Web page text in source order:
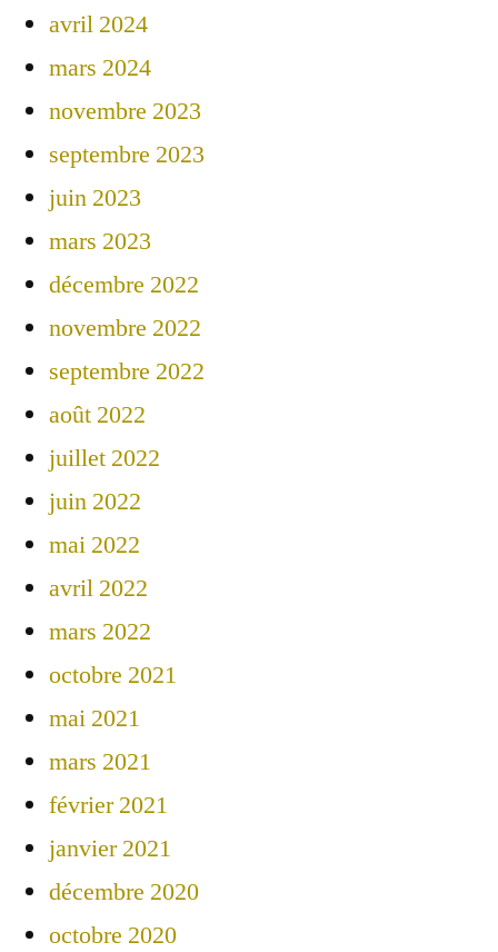
avril 2024
mars 2024
novembre 2023
septembre 2023
juin 2023
mars 2023
décembre 2022
novembre 2022
septembre 2022
août 2022
juillet 2022
juin 2022
mai 2022
avril 2022
mars 2022
octobre 2021
mai 2021
mars 2021
février 2021
janvier 2021
décembre 2020
octobre 2020